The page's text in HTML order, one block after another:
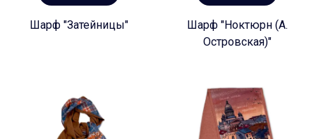
Шарф "Затейницы"
Шарф "Ноктюрн (А.
Островская)"